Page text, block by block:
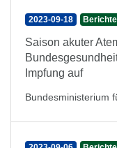
2023-09-18
Saison akuter
Impfung auf
Bundesministerium